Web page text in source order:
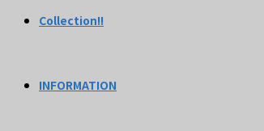
Collection!!
INFORMATION